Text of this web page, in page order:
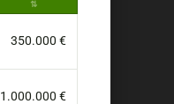
350.000 €
1.000.000 €